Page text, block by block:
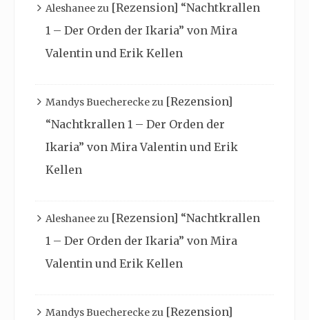
Aleshaneezu [Rezension] “Nachtkrallen
1 – Der Orden der Ikaria” von Mira
Valentin und Erik Kellen
Mandys Buechereckezu [Rezension]
“Nachtkrallen 1 – Der Orden der
Ikaria” von Mira Valentin und Erik
Kellen
Aleshaneezu [Rezension] “Nachtkrallen
1 – Der Orden der Ikaria” von Mira
Valentin und Erik Kellen
Mandys Buechereckezu [Rezension]